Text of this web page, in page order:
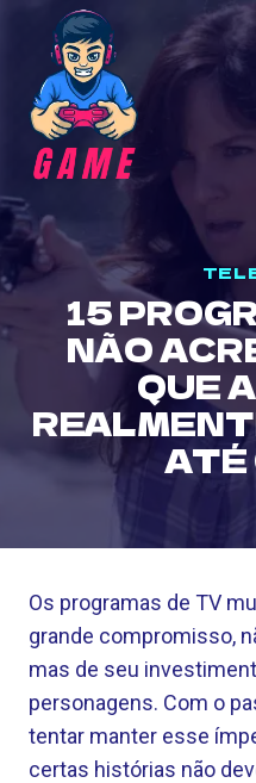
content
15
NÃO
QUE
ATÉ
Os programas de TV
grande compromisso,
mas de seu
personagens. Com o
tentar manter esse
certas histórias não